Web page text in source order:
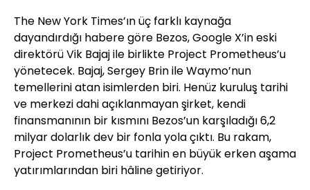
The New York Times’ın üç farklı kaynağa
dayandırdığı habere göre Bezos, Google X’in eski
direktörü Vik Bajaj ile birlikte Project Prometheus’u
yönetecek. Bajaj, Sergey Brin ile Waymo’nun
temellerini atan isimlerden biri. Henüz kuruluş tarihi
ve merkezi dahi açıklanmayan şirket, kendi
finansmanının bir kısmını Bezos’un karşıladığı 6,2
milyar dolarlık dev bir fonla yola çıktı. Bu rakam,
Project Prometheus’u tarihin en büyük erken aşama
yatırımlarından biri hâline getiriyor.